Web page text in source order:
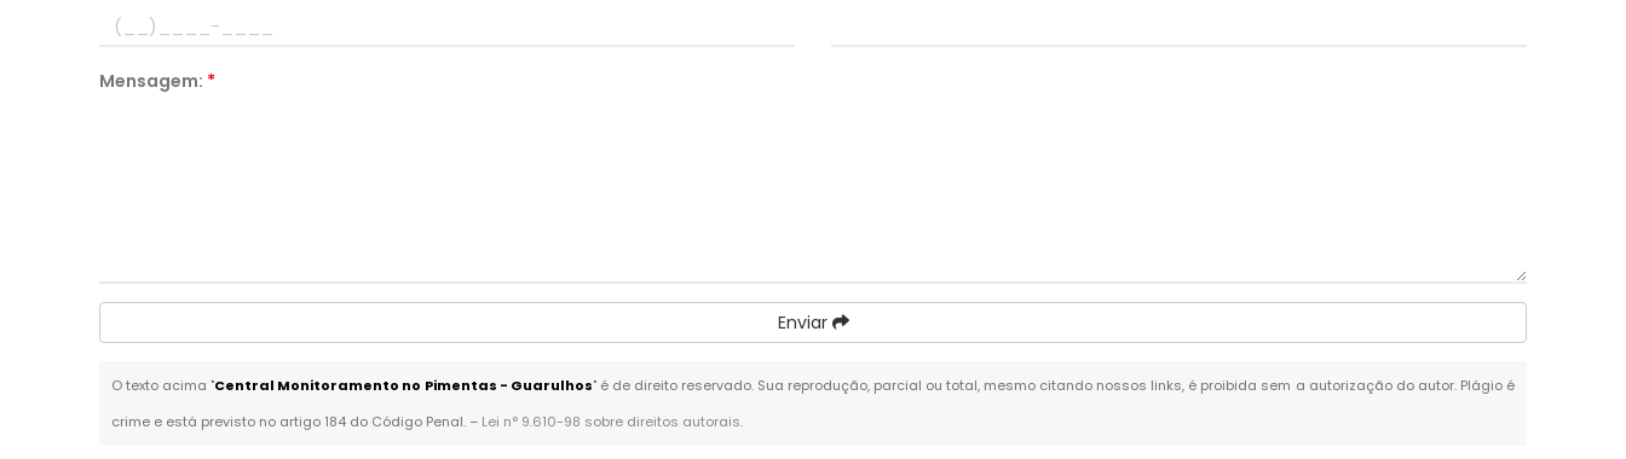
Mensagem: *
Enviar
O texto acima "Central Monitoramento no Pimentas - Guarulhos" é de direito reservado. Sua reprodução, parcial ou total, mesmo citando nossos links, é proibida sem a autorização do autor. Plágio é
crime e está previsto no artigo 184 do Código Penal. – Lei n° 9.610-98 sobre direitos autorais.